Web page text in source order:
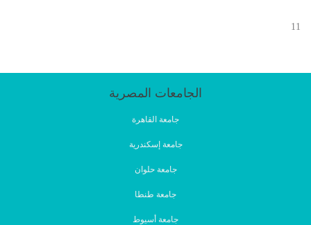
11
الجامعات المصرية
جامعة القاهرة
جامعة إسكندرية
جامعة حلوان
جامعة طنطا
جامعة أسيوط